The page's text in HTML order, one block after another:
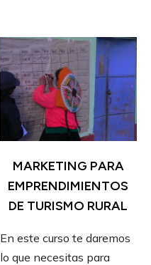
MARKETING PARA
EMPRENDIMIENTOS
DE TURISMO RURAL
En este curso te daremos
lo que necesitas para